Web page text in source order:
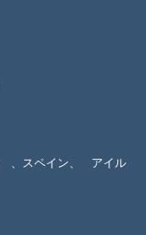
、スペイン、
アイル